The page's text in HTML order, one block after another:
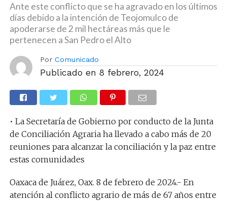
Ante este conflicto que se ha agravado en los últimos
días debido a la intención de Teojomulco de
apoderarse de 2 mil hectáreas más que le
pertenecen a San Pedro el Alto
Por Comunicado
Publicado en 8 febrero, 2024
• La Secretaría de Gobierno por conducto de la Junta
de Conciliación Agraria ha llevado a cabo más de 20
reuniones para alcanzar la conciliación y la paz entre
estas comunidades
Oaxaca de Juárez, Oax. 8 de febrero de 2024.- En
atención al conflicto agrario de más de 67 años entre